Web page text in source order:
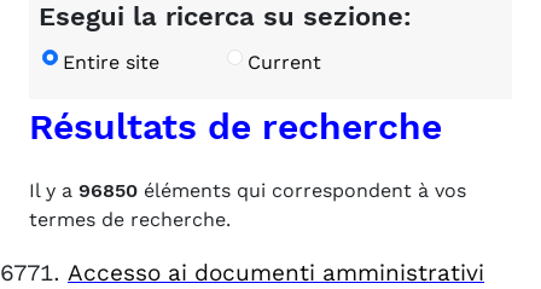
Esegui la ricerca su sezione:
Entire site Current
Résultats de recherche
Il y a 96850 éléments qui correspondent à vos
termes de recherche.
Accesso ai documenti amministrativi